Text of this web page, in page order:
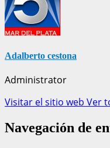
Adalberto cestona
Administrator
Visitar el sitio web Ver
Navegación de